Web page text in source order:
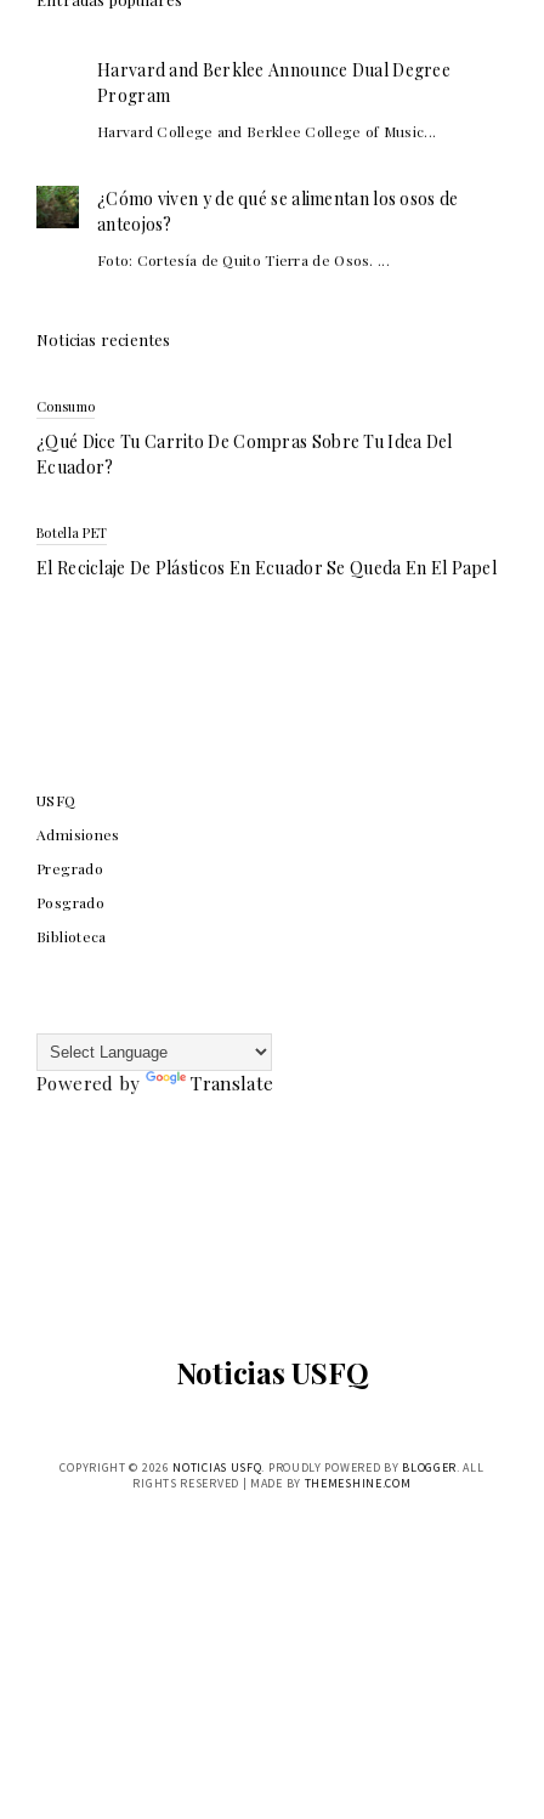
Harvard and Berklee Announce Dual Degree
Program
Harvard College and Berklee College of Music...
¿Cómo viven y de qué se alimentan los osos de
anteojos?
Foto: Cortesía de Quito Tierra de Osos. ...
Noticias recientes
Consumo
¿Qué Dice Tu Carrito De Compras Sobre Tu Idea Del
Ecuador?
Botella PET
El Reciclaje De Plásticos En Ecuador Se Queda En El Papel
USFQ
Admisiones
Pregrado
Posgrado
Biblioteca
Powered by Translate
Noticias USFQ
COPYRIGHT © 2026 NOTICIAS USFQ. PROUDLY POWERED BY BLOGGER. ALL
RIGHTS RESERVED | MADE BY THEMESHINE.COM